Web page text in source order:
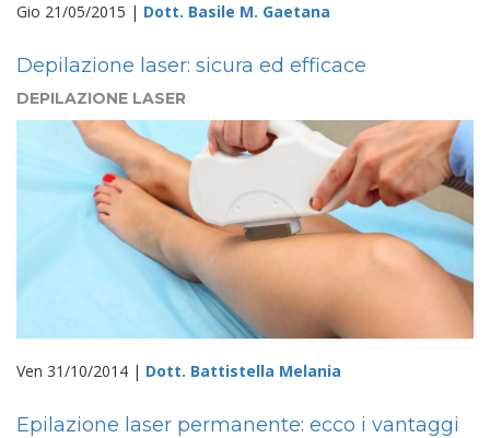
Gio 21/05/2015 | Dott. Basile M. Gaetana
Depilazione laser: sicura ed efficace
DEPILAZIONE LASER
Ven 31/10/2014 | Dott. Battistella Melania
Epilazione laser permanente: ecco i vantaggi